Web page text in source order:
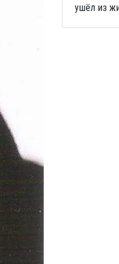
ушёл из